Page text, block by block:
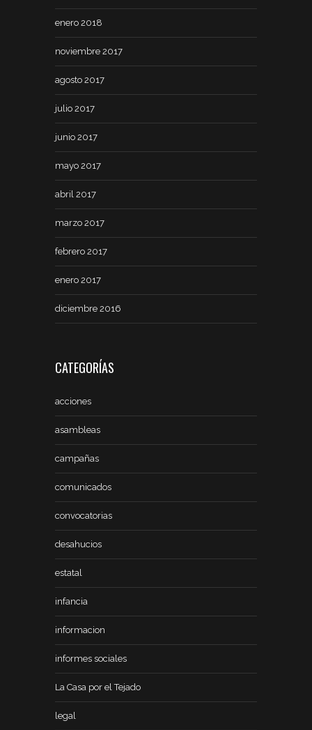
enero 2018
noviembre 2017
agosto 2017
julio 2017
junio 2017
mayo 2017
abril 2017
marzo 2017
febrero 2017
enero 2017
diciembre 2016
CATEGORÍAS
acciones
asambleas
campañas
comunicados
convocatorias
desahucios
estatal
infancia
informacion
informes sociales
La Casa por el Tejado
legal